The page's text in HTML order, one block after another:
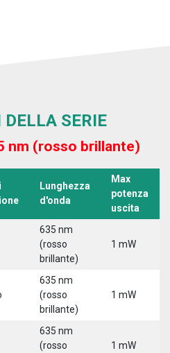
SERIE
nm (rosso brillante)
Lunghezza
d'onda
Max
potenza
uscita
635 nm
(rosso
brillante)
1 mW
635 nm
(rosso
brillante)
1 mW
635 nm
(rosso
1 mW